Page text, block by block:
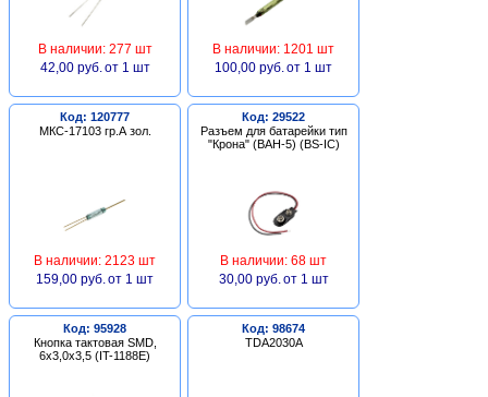
В наличии: 277 шт
42,00 руб. от 1 шт
В наличии: 1201 шт
100,00 руб. от 1 шт
Код: 120777
МКС-17103 гр.А зол.
В наличии: 2123 шт
159,00 руб. от 1 шт
Код: 29522
Разъем для батарейки тип
"Крона" (BAH-5) (BS-IC)
В наличии: 68 шт
30,00 руб. от 1 шт
Код: 95928
Кнопка тактовая SMD,
6х3,0х3,5 (IT-1188E)
Код: 98674
TDA2030A